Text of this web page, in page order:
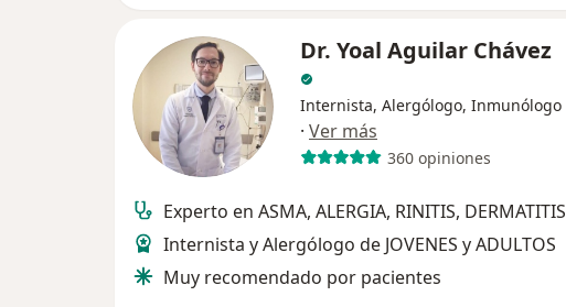
Dr. Yoal Aguilar Chávez
Internista, Alergólogo, Inmunólogo
· Ver más
360 opiniones
Experto en ASMA, ALERGIA, RINITIS, DERMATITIS
Internista y Alergólogo de JOVENES y ADULTOS
Muy recomendado por pacientes